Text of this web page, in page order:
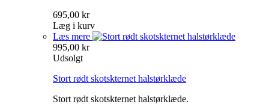
695,00 kr
Læg i kurv
Læs mere
995,00 kr
Udsolgt
Stort rødt skotskternet halstørklæde
Stort rødt skotskternet halstørklæde.